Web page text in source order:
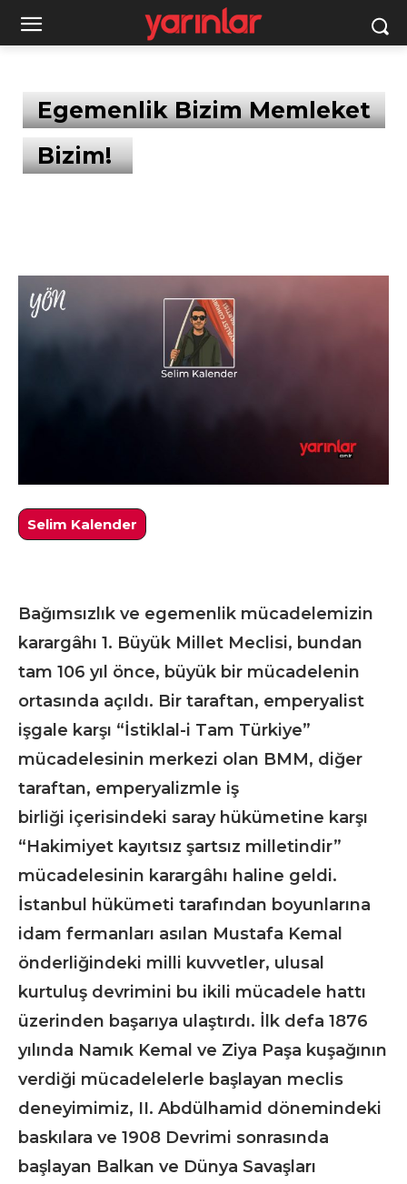
Egemenlik Bizim Memleket
Bizim!
Selim Kalender
Bağımsızlık ve egemenlik mücadelemizin
karargâhı 1. Büyük Millet Meclisi, bundan
tam 106 yıl önce, büyük bir mücadelenin
ortasında açıldı. Bir taraftan, emperyalist
işgale karşı “İstiklal-i Tam Türkiye”
mücadelesinin merkezi olan BMM, diğer
taraftan, emperyalizmle iş
birliği içerisindeki saray hükümetine karşı
“Hakimiyet kayıtsız şartsız milletindir”
mücadelesinin karargâhı haline geldi.
İstanbul hükümeti tarafından boyunlarına
idam fermanları asılan Mustafa Kemal
önderliğindeki milli kuvvetler, ulusal
kurtuluş devrimini bu ikili mücadele hattı
üzerinden başarıya ulaştırdı. İlk defa 1876
yılında Namık Kemal ve Ziya Paşa kuşağının
verdiği mücadelelerle başlayan meclis
deneyimimiz, II. Abdülhamid dönemindeki
baskılara ve 1908 Devrimi sonrasında
başlayan Balkan ve Dünya Savaşları